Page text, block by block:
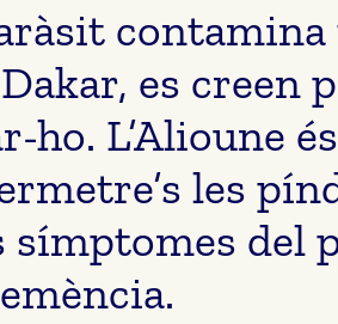
contamina
es creen
ho. L’Alioune
les
símptomes del